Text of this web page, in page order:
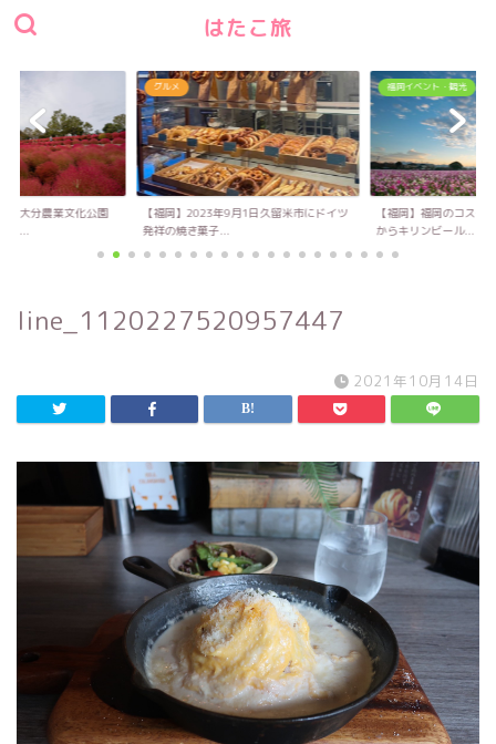
はたこ旅
！大分農業文化公園
キ...
グルメ
【福岡】2023年9月1日久留米市にドイツ
発祥の焼き菓子...
福岡イベント・観光
【福岡】福岡のコスモ
からキリンビール...
line_1120227520957447
2021年10月14日